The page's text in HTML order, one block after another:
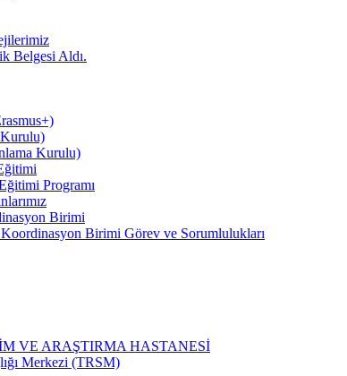
Belgesi Aldı.
Kurulu)
Programı
Birimi
Birimi Görev ve Sorumlulukları
VE ARAŞTIRMA HASTANESİ
Merkezi (TRSM)